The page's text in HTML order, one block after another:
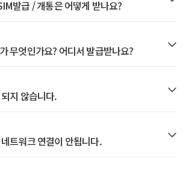
니다.
12 이하 버전을 사용하셔야 원격지원
하실 수 있습니다.
습니다.
발급 / 개통은 어떻게 받나요?
방문하여 태블릿용 3G 혹은 LTE 유심을
니다. (대리점보다는 공식지점을
에 따라 LTE가 지원되지 않는 모델이
트롤러의 사양을 꼭 먼저 확인하시고
랍니다.
무엇인가요? 어디서 발급받나요?
원에서 제공하는 네트워크 RTK
할 수 있는 아이디입니다.
원 웹사이트 하단의 패밀리 사이트에서
서비스"를 선택한 후 해당 페이지로
지 않습니다.
의 수신 위성 목록을 확인하여 L2신호가
신되고 있는지 확인하시기 바랍니다.
거나 수신되지 않는 상태라면
트워크 연결이 안됩니다.
, Wi-Fi 연결을 확인한 후 인터넷